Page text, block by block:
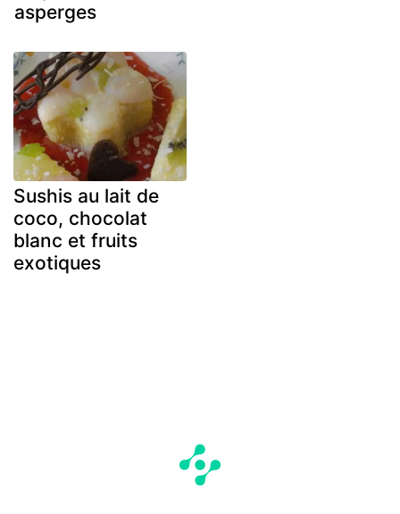
asperges
Sushis au lait de
coco, chocolat
blanc et fruits
exotiques